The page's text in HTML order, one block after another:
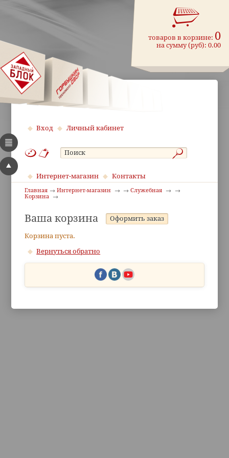
товаров в корзине: 0
на сумму (руб):0.00
Вход Личный кабинет
Интернет-магазин Контакты
Главная Интернет-магазин
Служебная
Корзина
Ваша корзина
Корзина пуста.
Вернуться обратно